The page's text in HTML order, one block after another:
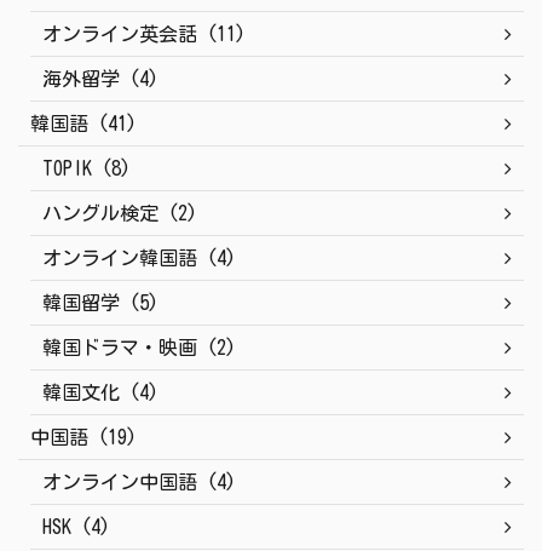
オンライン英会話 (11)
海外留学 (4)
韓国語 (41)
TOPIK (8)
ハングル検定 (2)
オンライン韓国語 (4)
韓国留学 (5)
韓国ドラマ・映画 (2)
韓国文化 (4)
中国語 (19)
オンライン中国語 (4)
HSK (4)